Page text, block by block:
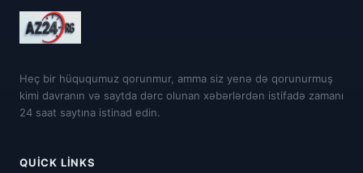
Heç bir hüququmuz qorunmur, amma siz yenə də qorunurmuş
kimi davranın və saytda dərc olunan xəbərlərdən istifadə zamanı
24 saat saytına istinad edin.
QUICK LINKS